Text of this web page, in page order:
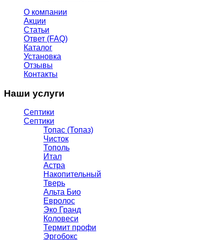
О компании
Акции
Статьи
Ответ (FAQ)
Каталог
Установка
Отзывы
Контакты
Наши услуги
Септики
Септики
Топас (Топаз)
Чисток
Тополь
Итал
Астра
Накопительный
Тверь
Альта Био
Евролос
Эко Гранд
Коловеси
Термит профи
Эргобокс